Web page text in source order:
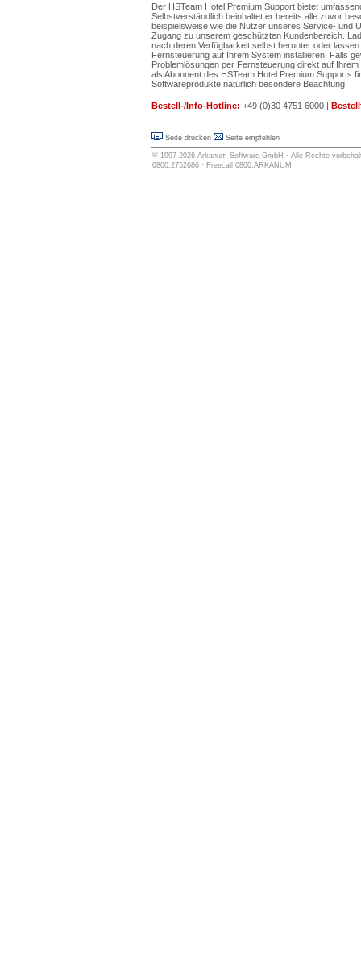
Der HSTeam Hotel Premium Support bietet
Selbstverständlich beinhaltet er bereits alle zuvor
beispielsweise wie die Nutzer unseres Service- und
Zugang zu unserem geschützten Kundenbereich.
nach deren Verfügbarkeit selbst herunter oder
Fernsteuerung auf Ihrem System installieren. Falls
Problemlösungen per Fernsteuerung direkt auf
als Abonnent des HSTeam Hotel Premium Supports
Softwareprodukte natürlich besondere Beachtung.
Bestell-/Info-Hotline: +49 (0)30 4751 6000 |
Seite drucken Seite empfehlen
© 1997-2026 Arkanum Software GmbH · Alle Rechte
0800.2752686 · Freecall 0800.ARKANUM